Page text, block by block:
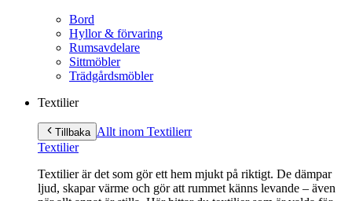
Bord
Hyllor & förvaring
Rumsavdelare
Sittmöbler
Trädgårdsmöbler
Textilier
Tillbaka Allt inom Textilierr
Textilier
Textilier är det som gör ett hem mjukt på riktigt. De dämpar
ljud, skapar värme och gör att rummet känns levande – även